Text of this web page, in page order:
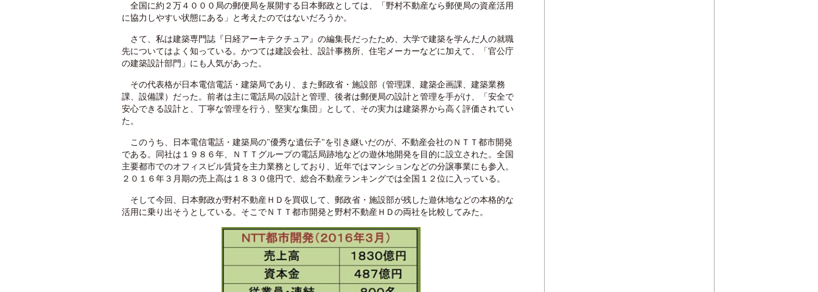
全国に約２万４０００局の郵便局を展開する日本郵政としては、「野村不動産なら郵便局の資産活用
に協力しやすい状態にある」と考えたのではないだろうか。
さて、私は建築専門誌『日経アーキテクチュア』の編集長だったため、大学で建築を学んだ人の就職
先についてはよく知っている。かつては建設会社、設計事務所、住宅メーカーなどに加えて、「官公庁
の建築設計部門」にも人気があった。
その代表格が日本電信電話・建築局であり、また郵政省・施設部（管理課、建築企画課、建築業務
課、設備課）だった。前者は主に電話局の設計と管理、後者は郵便局の設計と管理を手がけ、「安全で
安心できる設計と、丁寧な管理を行う、堅実な集団」として、その実力は建築界から高く評価されてい
た。
このうち、日本電信電話・建築局の"優秀な遺伝子"を引き継いだのが、不動産会社のＮＴＴ都市開発
である。同社は１９８６年、ＮＴＴグループの電話局跡地などの遊休地開発を目的に設立された。全国
主要都市でのオフィスビル賃貸を主力業務としており、近年ではマンションなどの分譲事業にも参入。
２０１６年３月期の売上高は１８３０億円で、総合不動産ランキングでは全国１２位に入っている。
そして今回、日本郵政が野村不動産ＨＤを買収して、郵政省・施設部が残した遊休地などの本格的な
活用に乗り出そうとしている。そこでＮＴＴ都市開発と野村不動産ＨＤの両社を比較してみた。